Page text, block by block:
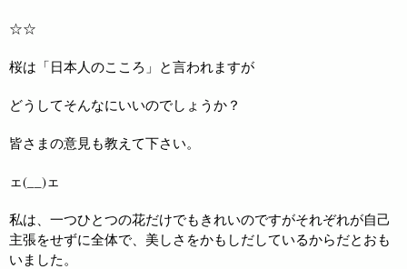
☆☆
桜は「日本人のこころ」と言われますが
どうしてそんなにいいのでしょうか？
皆さまの意見も教えて下さい。
ェ(__)ェ
私は、一つひとつの花だけでもきれいのですがそれぞれが自己
主張をせずに全体で、美しさをかもしだしているからだとおも
いました。